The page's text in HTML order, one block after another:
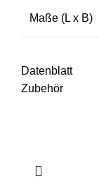
Maße (L x B)
Datenblatt
Zubehör